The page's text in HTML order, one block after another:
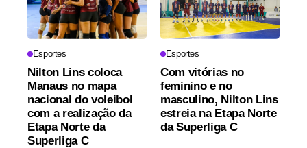
Esportes
Nilton Lins coloca
Manaus no mapa
nacional do voleibol
com a realização da
Etapa Norte da
Superliga C
Esportes
Com vitórias no
feminino e no
masculino, Nilton Lins
estreia na Etapa Norte
da Superliga C